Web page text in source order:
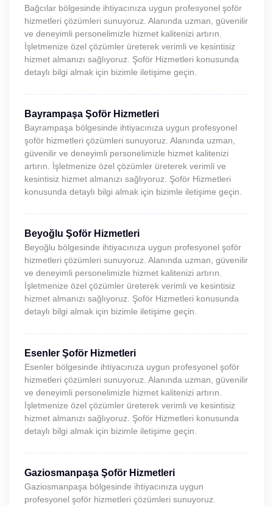
Bağcılar bölgesinde ihtiyacınıza uygun profesyonel şoför
hizmetleri çözümleri sunuyoruz. Alanında uzman, güvenilir
ve deneyimli personelimizle hizmet kalitenizi artırın.
İşletmenize özel çözümler üreterek verimli ve kesintisiz
hizmet almanızı sağlıyoruz. Şoför Hizmetleri konusunda
detaylı bilgi almak için bizimle iletişime geçin.
Bayrampaşa Şoför Hizmetleri
Bayrampaşa bölgesinde ihtiyacınıza uygun profesyonel
şoför hizmetleri çözümleri sunuyoruz. Alanında uzman,
güvenilir ve deneyimli personelimizle hizmet kalitenizi
artırın. İşletmenize özel çözümler üreterek verimli ve
kesintisiz hizmet almanızı sağlıyoruz. Şoför Hizmetleri
konusunda detaylı bilgi almak için bizimle iletişime geçin.
Beyoğlu Şoför Hizmetleri
Beyoğlu bölgesinde ihtiyacınıza uygun profesyonel şoför
hizmetleri çözümleri sunuyoruz. Alanında uzman, güvenilir
ve deneyimli personelimizle hizmet kalitenizi artırın.
İşletmenize özel çözümler üreterek verimli ve kesintisiz
hizmet almanızı sağlıyoruz. Şoför Hizmetleri konusunda
detaylı bilgi almak için bizimle iletişime geçin.
Esenler Şoför Hizmetleri
Esenler bölgesinde ihtiyacınıza uygun profesyonel şoför
hizmetleri çözümleri sunuyoruz. Alanında uzman, güvenilir
ve deneyimli personelimizle hizmet kalitenizi artırın.
İşletmenize özel çözümler üreterek verimli ve kesintisiz
hizmet almanızı sağlıyoruz. Şoför Hizmetleri konusunda
detaylı bilgi almak için bizimle iletişime geçin.
Gaziosmanpaşa Şoför Hizmetleri
Gaziosmanpaşa bölgesinde ihtiyacınıza uygun
profesyonel şoför hizmetleri çözümleri sunuyoruz.